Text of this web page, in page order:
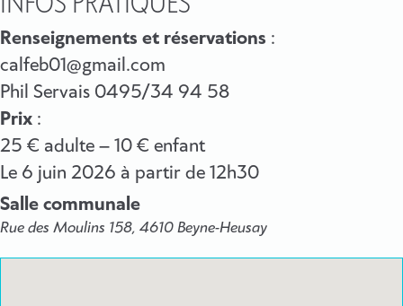
Renseignements et réservations :
calfeb01@gmail.com
Phil Servais 0495/34 94 58
Prix :
25 € adulte – 10 € enfant
Le 6 juin 2026 à partir de 12h30
Salle communale
Rue des Moulins 158, 4610 Beyne-Heusay